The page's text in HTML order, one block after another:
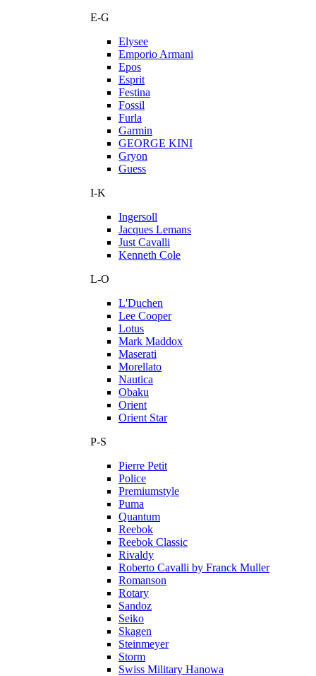
E-G
Elysee
Emporio Armani
Epos
Esprit
Festina
Fossil
Furla
Garmin
GEORGE KINI
Gryon
Guess
I-K
Ingersoll
Jacques Lemans
Just Cavalli
Kenneth Cole
L-O
L'Duchen
Lee Cooper
Lotus
Mark Maddox
Maserati
Morellato
Nautica
Obaku
Orient
Orient Star
P-S
Pierre Petit
Police
Premiumstyle
Puma
Quantum
Reebok
Reebok Classic
Rivaldy
Roberto Cavalli by Franck Muller
Romanson
Rotary
Sandoz
Seiko
Skagen
Steinmeyer
Storm
Swiss Military Hanowa